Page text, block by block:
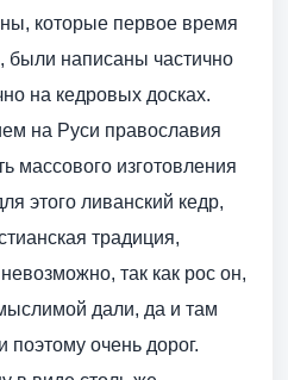
которые первое время
были написаны частично
на кедровых досках.
на Руси православия
массового изготовления
этого ливанский кедр,
традиция,
так как рос он,
дали, да и там
очень дорог.